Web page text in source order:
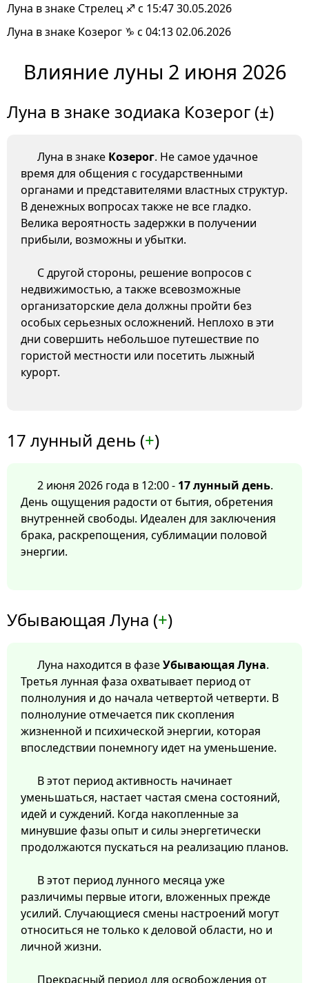
Луна в знаке Стрелец ♐ с 15:47 30.05.2026
Луна в знаке Козерог ♑ с 04:13 02.06.2026
Влияние луны 2 июня 2026
Луна в знаке зодиака Козерог (±)
Луна в знаке Козерог. Не самое удачное
время для общения с государственными
органами и представителями властных структур.
В денежных вопросах также не все гладко.
Велика вероятность задержки в получении
прибыли, возможны и убытки.
С другой стороны, решение вопросов с
недвижимостью, а также всевозможные
организаторские дела должны пройти без
особых серьезных осложнений. Неплохо в эти
дни совершить небольшое путешествие по
гористой местности или посетить лыжный
курорт.
17 лунный день (+)
2 июня 2026 года в 12:00 - 17 лунный день.
День ощущения радости от бытия, обретения
внутренней свободы. Идеален для заключения
брака, раскрепощения, сублимации половой
энергии.
Убывающая Луна (+)
Луна находится в фазеУбывающая Луна.
Третья лунная фаза охватывает период от
полнолуния и до начала четвертой четверти. В
полнолуние отмечается пик скопления
жизненной и психической энергии, которая
впоследствии понемногу идет на уменьшение.
В этот период активность начинает
уменьшаться, настает частая смена состояний,
идей и суждений. Когда накопленные за
минувшие фазы опыт и силы энергетически
продолжаются пускаться на реализацию планов.
В этот период лунного месяца уже
различимы первые итоги, вложенных прежде
усилий. Случающиеся смены настроений могут
относиться не только к деловой области, но и
личной жизни.
Прекрасный период для освобождения от